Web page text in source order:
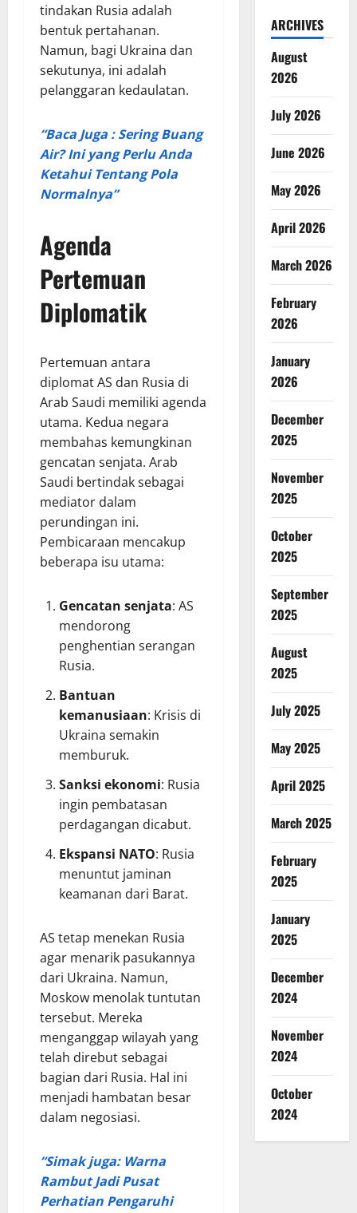
tindakan Rusia adalah
bentuk pertahanan.
Namun, bagi Ukraina dan
sekutunya, ini adalah
pelanggaran kedaulatan.
“Baca Juga : Sering Buang
Air? Ini yang Perlu Anda
Ketahui Tentang Pola
Normalnya”
Agenda
Pertemuan
Diplomatik
Pertemuan antara
diplomat AS dan Rusia di
Arab Saudi memiliki agenda
utama. Kedua negara
membahas kemungkinan
gencatan senjata. Arab
Saudi bertindak sebagai
mediator dalam
perundingan ini.
Pembicaraan mencakup
beberapa isu utama:
Gencatan senjata: AS
mendorong
penghentian serangan
Rusia.
Bantuan
kemanusiaan: Krisis di
Ukraina semakin
memburuk.
Sanksi ekonomi: Rusia
ingin pembatasan
perdagangan dicabut.
Ekspansi NATO: Rusia
menuntut jaminan
keamanan dari Barat.
AS tetap menekan Rusia
agar menarik pasukannya
dari Ukraina. Namun,
Moskow menolak tuntutan
tersebut. Mereka
menganggap wilayah yang
telah direbut sebagai
bagian dari Rusia. Hal ini
menjadi hambatan besar
dalam negosiasi.
“Simak juga: Warna
Rambut Jadi Pusat
Perhatian Pengaruhi
ARCHIVES
August
2026
July 2026
June 2026
May 2026
April 2026
March 2026
February
2026
January
2026
December
2025
November
2025
October
2025
September
2025
August
2025
July 2025
May 2025
April 2025
March 2025
February
2025
January
2025
December
2024
November
2024
October
2024